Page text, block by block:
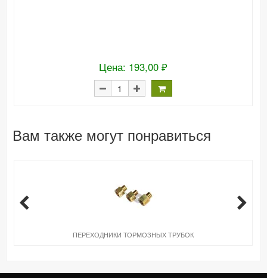
Цена: 193,00 ₽
Вам также могут понравиться
ПЕРЕХОДНИКИ ТОРМОЗНЫХ ТРУБОК